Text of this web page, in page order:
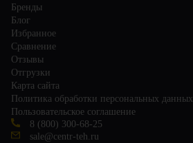
Бренды
Блог
Избранное
Сравнение
Отзывы
Отгрузки
Карта сайта
Политика обработки персональных данных
Пользовательское соглашение
8 (800) 300-68-25
sale@centr-teh.ru